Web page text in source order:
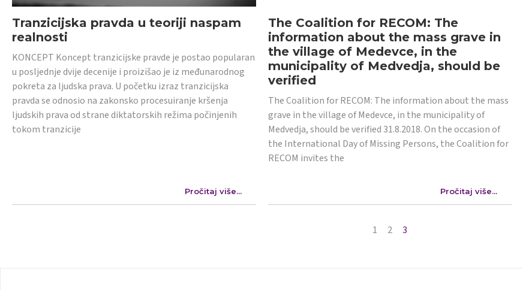
Tranzicijska pravda u teoriji naspam
realnosti
KONCEPT Koncept tranzicijske pravde je postao popularan
u posljednje dvije decenije i proizišao je iz međunarodnog
pokreta za ljudska prava. U početku izraz tranzicijska
pravda se odnosio na zakonsko procesuiranje kršenja
ljudskih prava od strane diktatorskih režima počinjenih
tokom tranzicije
Pročitaj više...
The Coalition for RECOM: The
information about the mass grave in
the village of Medevce, in the
municipality of Medvedja, should be
verified
The Coalition for RECOM: The information about the mass
grave in the village of Medevce, in the municipality of
Medvedja, should be verified 31.8.2018. On the occasion of
the International Day of Missing Persons, the Coalition for
RECOM invites the
Pročitaj više...
1 2 3